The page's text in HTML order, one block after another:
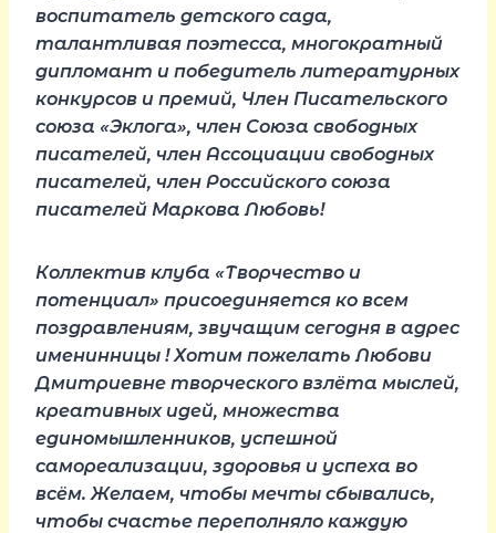
воспитатель детского сада,
талантливая поэтесса, многократный
дипломант и победитель литературных
конкурсов и премий, Член Писательского
союза «Эклога», член Союза свободных
писателей, член Ассоциации свободных
писателей, член Российского союза
писателей Маркова Любовь!
Коллектив клуба «Творчество и
потенциал» присоединяется ко всем
поздравлениям, звучащим сегодня в адрес
именинницы ! Хотим пожелать Любови
Дмитриевне творческого взлёта мыслей,
креативных идей, множества
единомышленников, успешной
самореализации, здоровья и успеха во
всём. Желаем, чтобы мечты сбывались,
чтобы счастье переполняло каждую